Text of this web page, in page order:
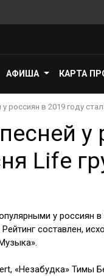
АФИША КАРТА
россиян в 2019 году
у
Life
у россиян в
составлен,
«Незабудка» Тимы